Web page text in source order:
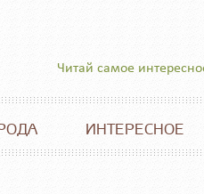
Читай самое
ИНТЕРЕСНОЕ